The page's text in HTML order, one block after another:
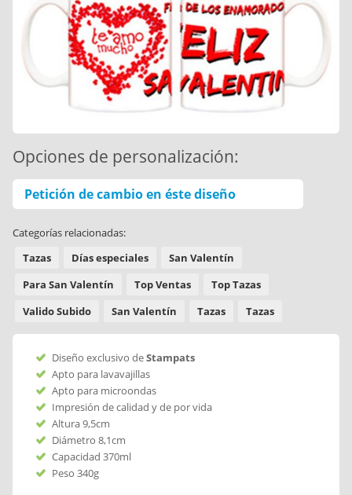
Opciones de personalización:
Petición de cambio en éste diseño
Categorías relacionadas:
Tazas
Días especiales
San Valentín
Para San Valentín
Top Ventas
Top Tazas
Valido Subido
San Valentín Tazas Tazas
Diseño exclusivo deStampats
Apto para lavavajillas
Apto para microondas
Impresión de calidad y de por vida
Altura 9,5cm
Diámetro 8,1cm
Capacidad 370ml
Peso 340g